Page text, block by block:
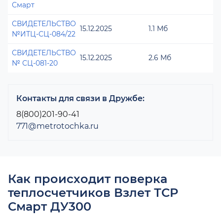
Смарт
СВИДЕТЕЛЬСТВО
№ИТЦ-СЦ-084/22
15.12.2025 1.1 Мб
СВИДЕТЕЛЬСТВО
№ СЦ-081-20
15.12.2025 2.6 Мб
Контакты для связи в Дружбе:
8(800)201-90-41
771@metrotochka.ru
Как происходит поверка
теплосчетчиков Взлет ТСР
Смарт ДУ300